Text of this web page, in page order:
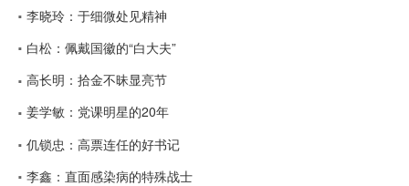
李晓玲：于细微处见精神
白松：佩戴国徽的“白大夫”
高长明：拾金不昧显亮节
姜学敏：党课明星的20年
仉锁忠：高票连任的好书记
李鑫：直面感染病的特殊战士